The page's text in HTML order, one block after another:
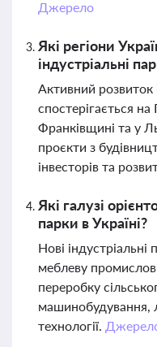
Джерело
Які регіони
індустріальні
Активний розвиток
спостерігається
Франківщині та у
проєкти з
інвесторів та
Які галузі
парки в Україні?
Нові індустріальні
меблеву
переробку
машинобудування,
технології.